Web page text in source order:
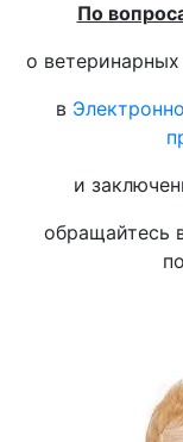
По
о
в
и
обращайтесь